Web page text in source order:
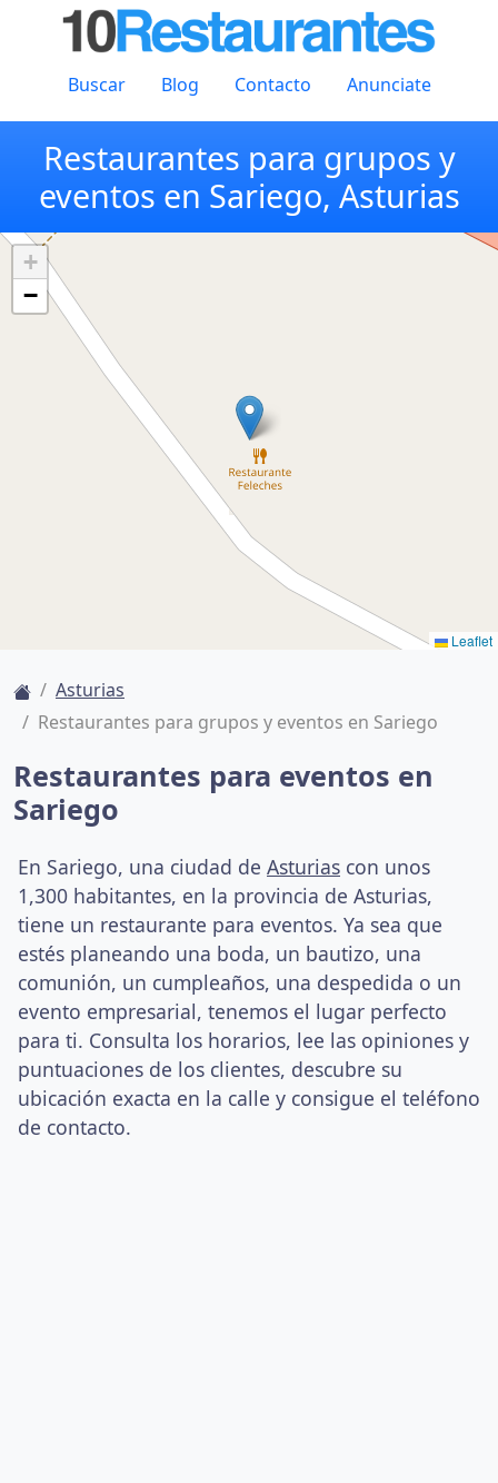
Buscar Blog Contacto Anunciate
Restaurantes para grupos y
eventos en Sariego, Asturias
+
−
Leaflet
Asturias
Restaurantes para grupos y eventos en Sariego
Restaurantes para eventos en
Sariego
En Sariego, una ciudad de Asturias con unos
1,300 habitantes, en la provincia de Asturias,
tiene un restaurante para eventos. Ya sea que
estés planeando una boda, un bautizo, una
comunión, un cumpleaños, una despedida o un
evento empresarial, tenemos el lugar perfecto
para ti. Consulta los horarios, lee las opiniones y
puntuaciones de los clientes, descubre su
ubicación exacta en la calle y consigue el teléfono
de contacto.